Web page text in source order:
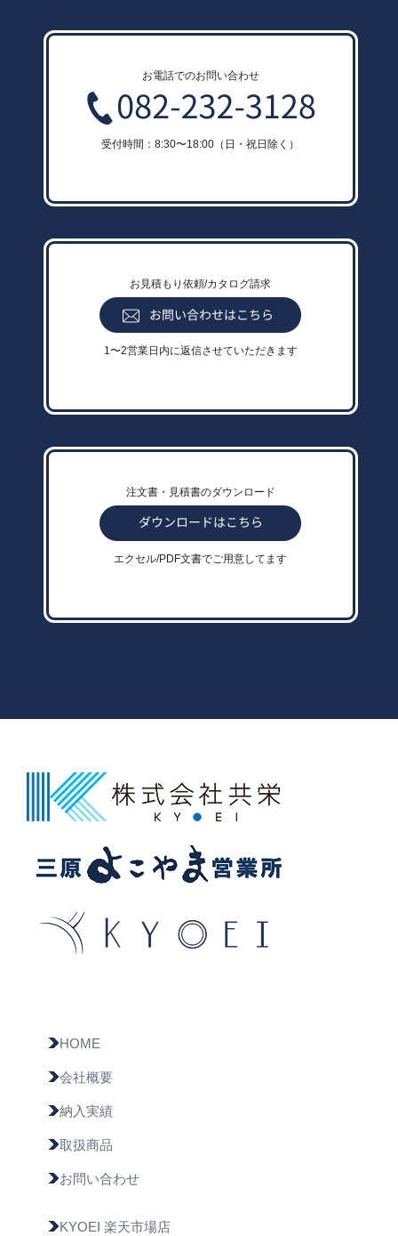
お電話でのお問い合わせ
受付時間：8:30〜18:00（日・祝日除く）
お見積もり依頼/カタログ請求
1〜2営業日内に返信させていただきます
注文書・見積書のダウンロード
エクセル/PDF文書でご用意してます
HOME
会社概要
納入実績
取扱商品
お問い合わせ
KYOEI 楽天市場店